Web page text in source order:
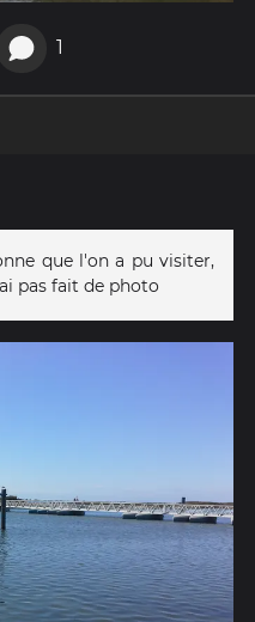
1
que l'on a pu visiter,
pas fait de photo